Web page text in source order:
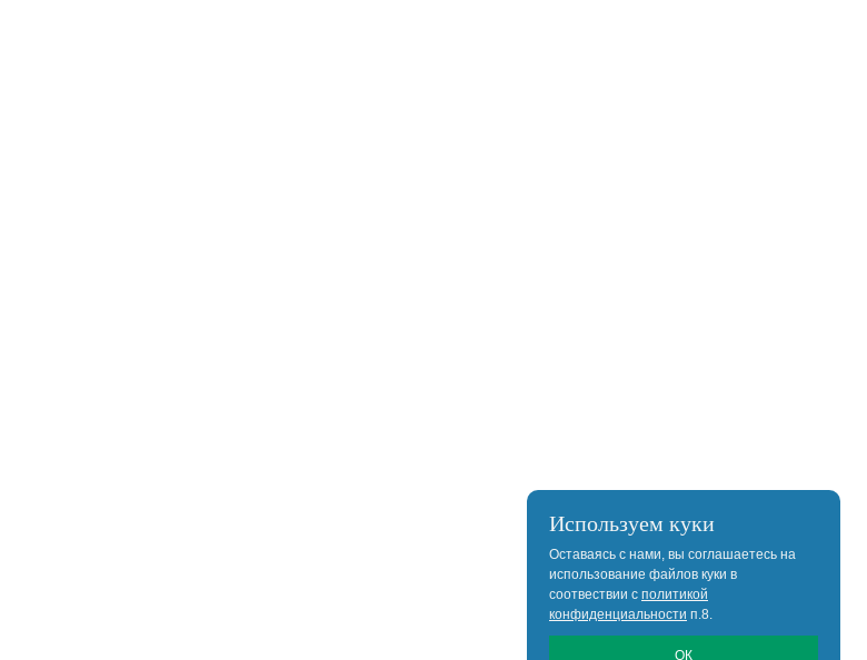
Используем куки
Оставаясь с нами, вы соглашаетесь на
использование файлов куки в
соотвествии с политикой
конфиденциальности п.8.
ОК